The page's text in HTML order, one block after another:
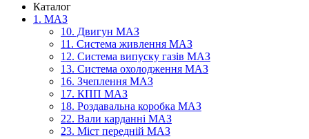
Каталог
1. МАЗ
10. Двигун МАЗ
11. Система живлення МАЗ
12. Система випуску газів МАЗ
13. Система охолодження МАЗ
16. Зчеплення МАЗ
17. КПП МАЗ
18. Роздавальна коробка МАЗ
22. Вали карданні МАЗ
23. Міст передній МАЗ